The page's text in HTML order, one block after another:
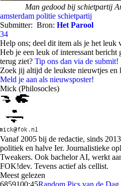
Man gedood bij schietpartij
amsterdam politie schietpartij
Submitter: Bron: Het Parool
34
Help ons; deel dit item als je het leuk
Heb je een leuk of interessant
terug ziet? Tip ons dan via de submit!
Zoek jij altijd de leukste nieuwtjes en
Meld je aan als nieuwsposter!
Mick (Philosocles)
Vanaf 2005 bij de redactie, sinds
politiek en halve Ier. Journalistieke
Tweakers. Ook bachelor AI, werkt
FOK!dev. Tevens actief als cellist.
Meest gelezen
6859100:45Random Pics van de Dag